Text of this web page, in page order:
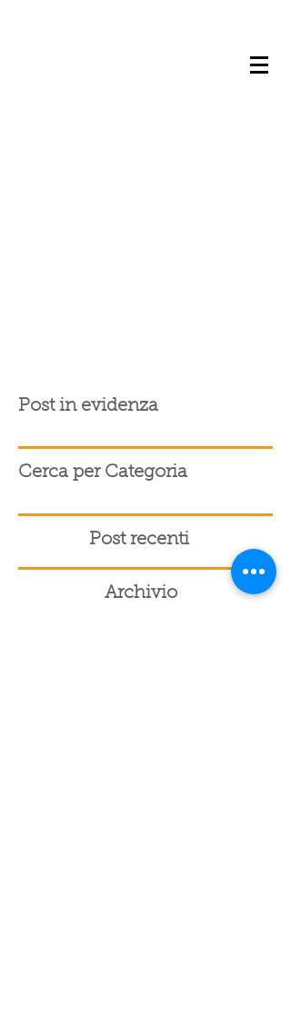
Post in evidenza
Cerca per Categoria
Post recenti
Archivio